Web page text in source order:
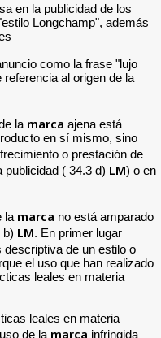
concretan en el uso de la
bolsos infractores, al
Además hay otras
asequible con toque
Las demandantes
prohibido no solo cuando
cuando la marcaes
los productos ( art. 34.3 b)
Los actores defienden
por los límites que regula
porque lamarca
moda de bolso; y en
las demandadas es
Esta nota de contrariedad
industrial y comercial